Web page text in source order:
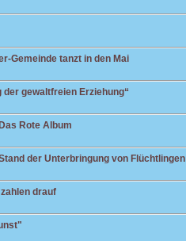
Gemeinde tanzt in den Mai
gewaltfreien Erziehung“
Rote Album
der Unterbringung von Flüchtlingen
drauf